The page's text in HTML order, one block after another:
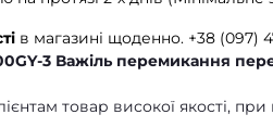
в магазині щоденно. +38 (097)
3 Важіль перемикання
товар високої якості,